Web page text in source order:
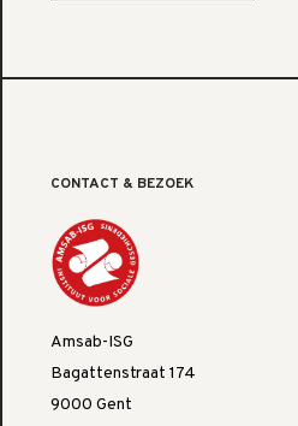
CONTACT & BEZOEK
Amsab-ISG
Bagattenstraat 174
9000 Gent